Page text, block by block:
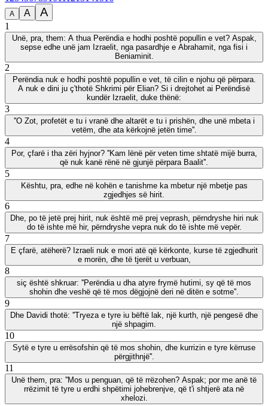
A A A
1
Unë, pra, them: A thua Perëndia e hodhi poshtë popullin e vet? Aspak,
sepse edhe unë jam Izraelit, nga pasardhje e Abrahamit, nga fisi i
Beniaminit.
2
Perëndia nuk e hodhi poshtë popullin e vet, të cilin e njohu që përpara.
A nuk e dini ju ç'thotë Shkrimi për Elian? Si i drejtohet ai Perëndisë
kundër Izraelit, duke thënë:
3
''O Zot, profetët e tu i vranë dhe altarët e tu i prishën, dhe unë mbeta i
vetëm, dhe ata kërkojnë jetën time''.
4
Por, çfarë i tha zëri hyjnor? ''Kam lënë për veten time shtatë mijë burra,
që nuk kanë rënë në gjunjë përpara Baalit''.
5
Kështu, pra, edhe në kohën e tanishme ka mbetur një mbetje pas
zgjedhjes së hirit.
6
Dhe, po të jetë prej hirit, nuk është më prej veprash, përndryshe hiri nuk
do të ishte më hir, përndryshe vepra nuk do të ishte më vepër.
7
E çfarë, atëherë? Izraeli nuk e mori atë që kërkonte, kurse të zgjedhurit
e morën, dhe të tjerët u verbuan,
8
siç është shkruar: ''Perëndia u dha atyre frymë hutimi, sy që të mos
shohin dhe veshë që të mos dëgjojnë deri në ditën e sotme''.
9
Dhe Davidi thotë: ''Tryeza e tyre iu bëftë lak, një kurth, një pengesë dhe
një shpagim.
10
Sytë e tyre u errësofshin që të mos shohin, dhe kurrizin e tyre kërruse
përgjithnjë''.
11
Unë them, pra: ''Mos u penguan, që të rrëzohen? Aspak; por me anë të
rrëzimit të tyre u erdhi shpëtimi johebrenjve, që t'i shtjerë ata në
xhelozi.